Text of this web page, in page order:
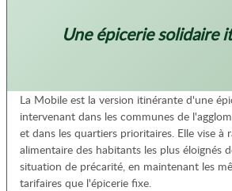
Une épicerie solidaire
La Mobile est la version itinérante d'une
intervenant dans les communes de
et dans les quartiers prioritaires. Elle vise à
alimentaire des habitants les plus éloignés
situation de précarité, en maintenant les
tarifaires que l'épicerie fixe.